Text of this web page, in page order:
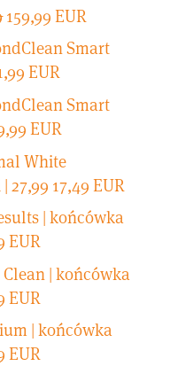
159,99 EUR
Smart
EUR
Smart
EUR
White
17,49 EUR
| końcówka
EUR
| końcówka
EUR
| końcówka
EUR